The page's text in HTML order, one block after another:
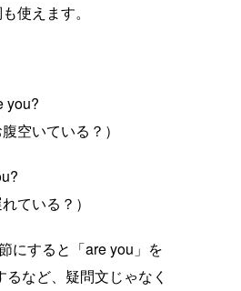
使えます。
you?
空いている？）
ている？）
にすると「are you」を
るなど、疑問文じゃなく